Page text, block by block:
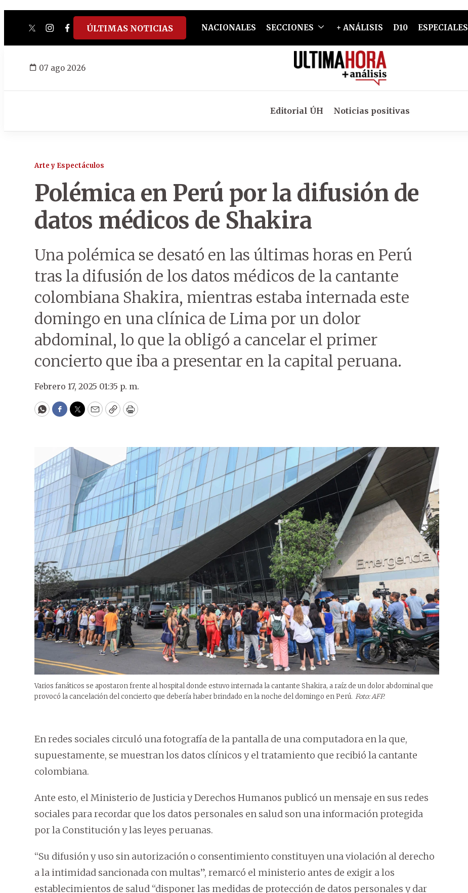
twitterinstagram
facebook
tiktokyoutube
spotify
ÚLTIMAS NOTICIAS NACIONALES SECCIONES + ANÁLISIS D10 ESPECIALES
07 ago 2026
Editorial ÚH Noticias positivas
Arte y Espectáculos
Polémica en Perú por la difusión de
datos médicos de Shakira
Una polémica se desató en las últimas horas en Perú
tras la difusión de los datos médicos de la cantante
colombiana Shakira, mientras estaba internada este
domingo en una clínica de Lima por un dolor
abdominal, lo que la obligó a cancelar el primer
concierto que iba a presentar en la capital peruana.
Febrero 17, 2025 01:35 p. m.
WhatsApp
Facebook
Twitter
EmailCopyPrint
Varios fanáticos se apostaron frente al hospital donde estuvo internada la cantante Shakira, a raíz de un dolor abdominal que
provocó la cancelación del concierto que debería haber brindado en la noche del domingo en Perú. Foto: AFP.
En redes sociales circuló una fotografía de la pantalla de una computadora en la que,
supuestamente, se muestran los datos clínicos y el tratamiento que recibió la cantante
colombiana.
Ante esto, el Ministerio de Justicia y Derechos Humanos publicó un mensaje en sus redes
sociales para recordar que los datos personales en salud son una información protegida
por la Constitución y las leyes peruanas.
“Su difusión y uso sin autorización o consentimiento constituyen una violación al derecho
a la intimidad sancionada con multas”, remarcó el ministerio antes de exigir a los
establecimientos de salud “disponer las medidas de protección de datos personales y dar